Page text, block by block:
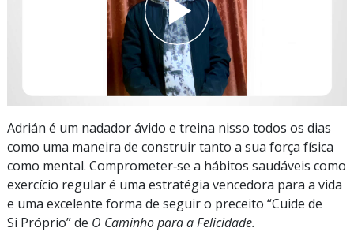
Adrián é um nadador ávido e treina nisso todos os dias
como uma maneira de construir tanto a sua força física
como mental. Comprometer‑se a hábitos saudáveis como
exercício regular é uma estratégia vencedora para a vida
e uma excelente forma de seguir o preceito “Cuide de
Si Próprio” de O Caminho para a Felicidade.